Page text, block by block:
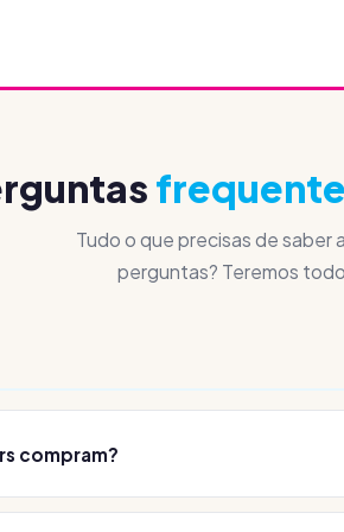
Tudo o que precisas de saber
perguntas? Teremos
compram?
toners originais, novos e na